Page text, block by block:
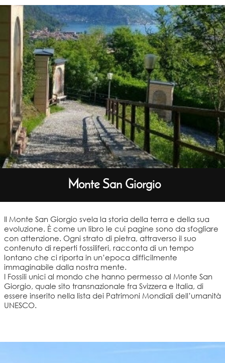
Monte San Giorgio
Il Monte San Giorgio svela la storia della terra e della sua
evoluzione. È come un libro le cui pagine sono da sfogliare
con attenzione. Ogni strato di pietra, attraverso il suo
contenuto di reperti fossiliferi, racconta di un tempo
lontano che ci riporta in un’epoca difficilmente
immaginabile dalla nostra mente.
I Fossili unici al mondo che hanno permesso al Monte San
Giorgio, quale sito transnazionale fra Svizzera e Italia, di
essere inserito nella lista dei Patrimoni Mondiali dell’umanità
UNESCO.